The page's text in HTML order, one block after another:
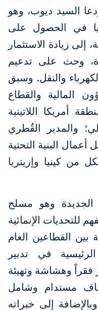
ودعا السيد ديوب، وهو
في الحصول على
إلى زيادة الاستثمار
وحث على تدعيم
والنقل. وسبق
المالية والقطاع
أمريكا اللاتينية
والمدير القُطري
البنية التحتية
من كينيا وإريتريا
الجديدة وهو مسلح
للتحديات الإنمائية
بين القطاعين العام
في تدبير
فقراً وهشاشة وتهيئة
مستدام وشامل
إلى خبراته